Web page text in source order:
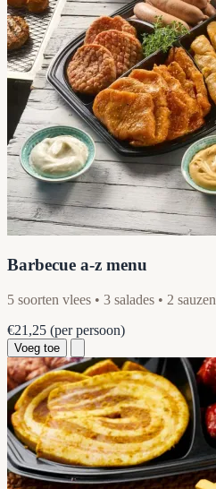
Barbecue a-z menu
5 soorten vlees • 3 salades • 2 sauzen
€21,25 (per persoon)
Voeg toe